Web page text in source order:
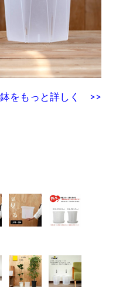
をもっと詳しく >>